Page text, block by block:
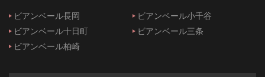
ビアンベール長岡
ビアンベール小千谷
ビアンベール十日町
ビアンベール三条
ビアンベール柏崎